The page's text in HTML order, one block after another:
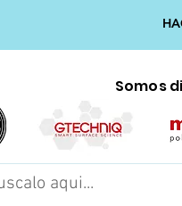
Somos